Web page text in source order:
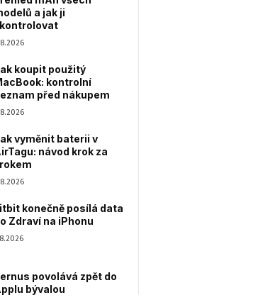
a jak ji
koupit použitý
kontrolní
před nákupem
vyměnit baterii v
návod krok za
konečně posílá data
Zdraví na iPhonu
povolává zpět do
bývalou